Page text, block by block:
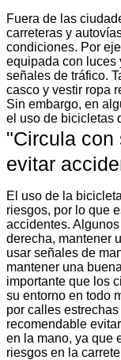
Fuera de las
carreteras y
condiciones. Por
equipada con luces
señales de tráfico.
casco y vestir ropa
Sin embargo, en
el uso de bicicletas
"Circula con
evitar
El uso de la
riesgos, por lo que
accidentes.
derecha, mantener
usar señales de
mantener una
importante que los
su entorno en todo
por calles
recomendable
en la mano, ya que
riesgos en la